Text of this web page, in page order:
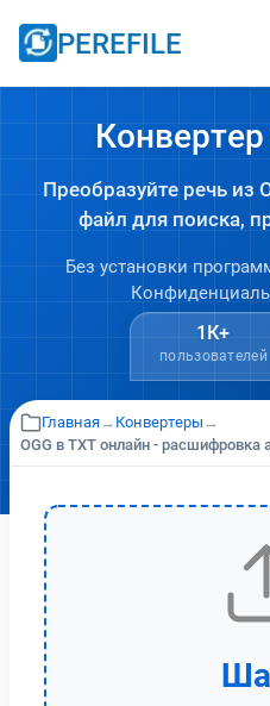
PEREFILE
Конвертер
Преобразуйте речь из
файл для поиска,
Без установки
1К+
пользователей
Главная→ Конвертеры→
OGG в TXT онлайн - расшифровка